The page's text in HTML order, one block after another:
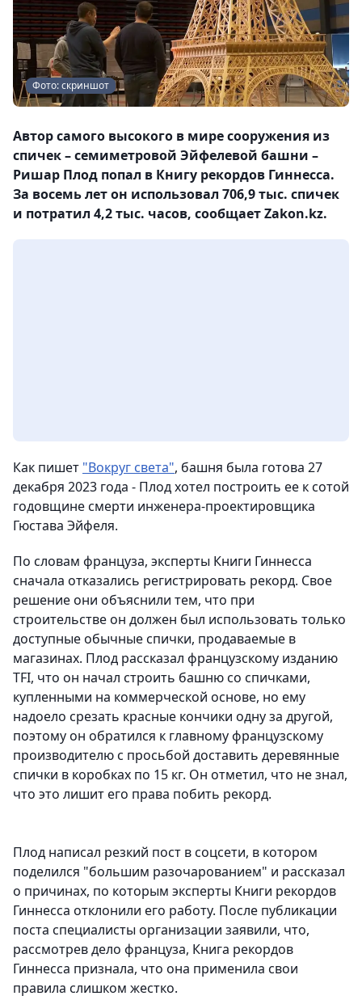
Фото: скриншот
Автор самого высокого в мире сооружения из
спичек – семиметровой Эйфелевой башни –
Ришар Плод попал в Книгу рекордов Гиннесса.
За восемь лет он использовал 706,9 тыс. спичек
и потратил 4,2 тыс. часов, сообщает Zakon.kz.
Как пишет "Вокруг света", башня была готова 27
декабря 2023 года - Плод хотел построить ее к сотой
годовщине смерти инженера-проектировщика
Гюстава Эйфеля.
По словам француза, эксперты Книги Гиннесса
сначала отказались регистрировать рекорд. Свое
решение они объяснили тем, что при
строительстве он должен был использовать только
доступные обычные спички, продаваемые в
магазинах. Плод рассказал французскому изданию
TFI, что он начал строить башню со спичками,
купленными на коммерческой основе, но ему
надоело срезать красные кончики одну за другой,
поэтому он обратился к главному французскому
производителю с просьбой доставить деревянные
спички в коробках по 15 кг. Он отметил, что не знал,
что это лишит его права побить рекорд.
Плод написал резкий пост в соцсети, в котором
поделился "большим разочарованием" и рассказал
о причинах, по которым эксперты Книги рекордов
Гиннесса отклонили его работу. После публикации
поста специалисты организации заявили, что,
рассмотрев дело француза, Книга рекордов
Гиннесса признала, что она применила свои
правила слишком жестко.